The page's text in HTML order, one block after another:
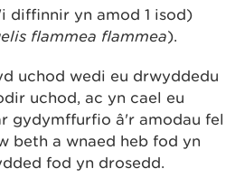
diffinnir yn amod 1 isod)
flammea flammea).
uchod wedi eu drwyddedu
uchod, ac yn cael eu
gydymffurfio â'r amodau fel
beth a wnaed heb fod yn
fod yn drosedd.